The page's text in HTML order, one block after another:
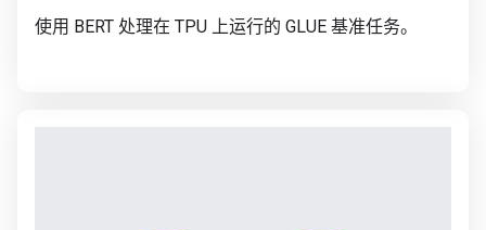
使用 BERT 处理在 TPU 上运行的 GLUE 基准任务。